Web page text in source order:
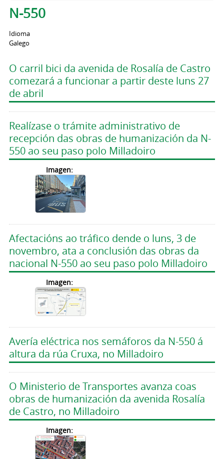
N-550
Idioma
Galego
O carril bici da avenida de Rosalía de Castro
comezará a funcionar a partir deste luns 27
de abril
Realízase o trámite administrativo de
recepción das obras de humanización da N-
550 ao seu paso polo Milladoiro
Imagen:
Afectacións ao tráfico dende o luns, 3 de
novembro, ata a conclusión das obras da
nacional N-550 ao seu paso polo Milladoiro
Imagen:
Avería eléctrica nos semáforos da N-550 á
altura da rúa Cruxa, no Milladoiro
O Ministerio de Transportes avanza coas
obras de humanización da avenida Rosalía
de Castro, no Milladoiro
Imagen: